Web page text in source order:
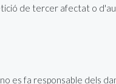
de tercer afectat o
no es fa responsable dels